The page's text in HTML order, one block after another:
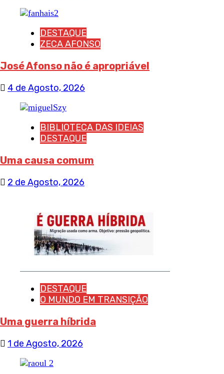
DESTAQUE
ZECA AFONSO
José Afonso não é apropriável
4 de Agosto, 2026
BIBLIOTECA DAS IDEIAS
DESTAQUE
Uma causa comum
2 de Agosto, 2026
DESTAQUE
O MUNDO EM TRANSIÇÃO
Uma guerra híbrida
1 de Agosto, 2026